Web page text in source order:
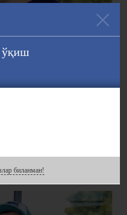
ўқиш
биланман!